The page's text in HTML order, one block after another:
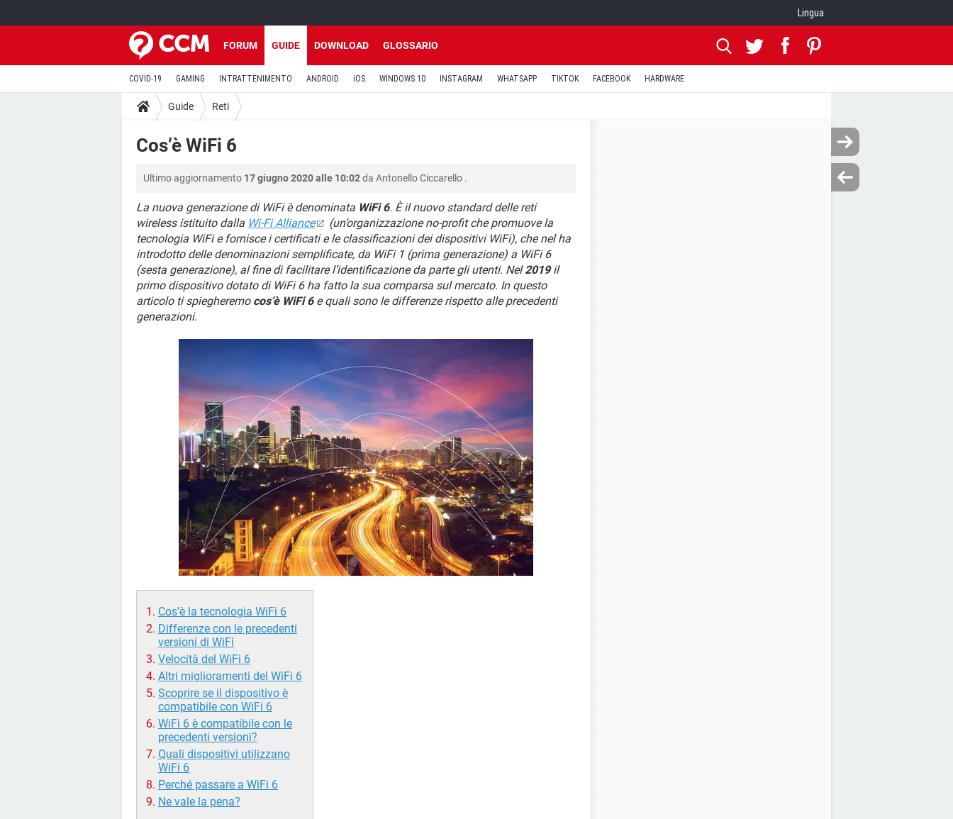
Lingua
FORUM GUIDE DOWNLOAD GLOSSARIO
COVID-19 GAMING INTRATTENIMENTO ANDROID iOS WINDOWS 10 INSTAGRAM WHATSAPP TIKTOK FACEBOOK HARDWARE
Guide Reti
Cos’è WiFi 6
Ultimo aggiornamento 17 giugno 2020 alle 10:02da Antonello Ciccarello .
La nuova generazione di WiFi è denominata WiFi 6. È il nuovo standard delle reti
wireless istituito dalla Wi-Fi Alliance
(un’organizzazione no-profit che promuove la
tecnologia WiFi e fornisce i certificati e le classificazioni dei dispositivi WiFi), che nel ha
introdotto delle denominazioni semplificate, da WiFi 1 (prima generazione) a WiFi 6
(sesta generazione), al fine di facilitare l’identificazione da parte gli utenti. Nel2019il
primo dispositivo dotato di WiFi 6 ha fatto la sua comparsa sul mercato. In questo
articolo ti spiegheremo cos’è WiFi 6e quali sono le differenze rispetto alle precedenti
generazioni.
Cos’è la tecnologia WiFi 6
Differenze con le precedenti
versioni di WiFi
Velocità del WiFi 6
Altri miglioramenti del WiFi 6
Scoprire se il dispositivo è
compatibile con WiFi 6
WiFi 6 è compatibile con le
precedenti versioni?
Quali dispositivi utilizzano
WiFi 6
Perché passare a WiFi 6
Ne vale la pena?